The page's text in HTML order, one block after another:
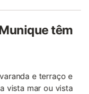
têm
e terraço e
vista mar ou vista